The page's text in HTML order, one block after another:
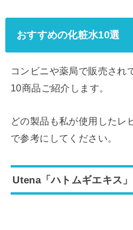
おすすめの化粧水10選
コンビニや薬局で販売され
10商品ご紹介します。
どの製品も私が使用したレ
で参考にしてください。
Utena「ハトムギエキス」